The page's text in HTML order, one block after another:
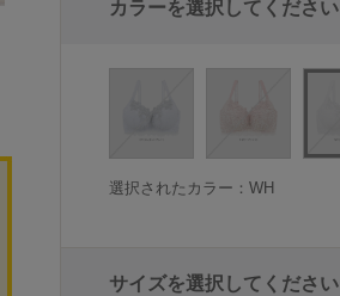
カラーを選択してください
選択されたカラー：WH
サイズを選択してください